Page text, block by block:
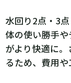
水回り2点・3
体の使い勝手
がより快適に
るため、費用や